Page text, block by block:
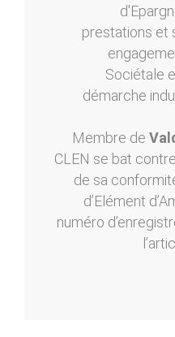
prestations et
Sociétale
démarche
Membre de
CLEN se bat
de sa
d’Elément
numéro